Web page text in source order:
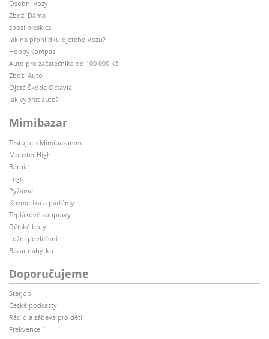
Osobní vozy
Zboží Dáma
zbozi.blesk.cz
Jak na prohlídku ojetého vozu?
HobbyKompas
Auto pro začátečníka do 100 000 Kč
Zboží Auto
Ojetá Škoda Octavia
Jak vybrat auto?
Mimibazar
Testujte s Mimibazarem
Monster High
Barbie
Lego
Pyžama
Kosmetika a parfémy
Teplákové soupravy
Dětské boty
Ložní povlečení
Bazar nábytku
Doporučujeme
Starjob
České podcasty
Rádio a zábava pro děti
Frekvence 1